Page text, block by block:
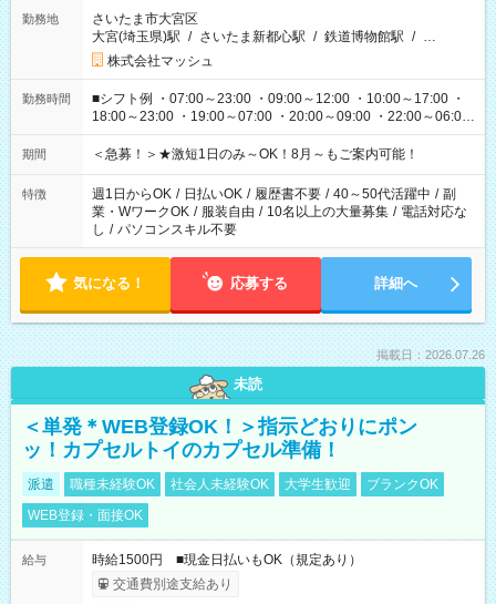
勤務地
さいたま市大宮区
大宮(埼玉県)駅 / さいたま新都心駅 / 鉄道博物館駅 / …
株式会社マッシュ
勤務時間
■シフト例 ・07:00～23:00 ・09:00～12:00 ・10:00～17:00 ・
18:00～23:00 ・19:00～07:00 ・20:00～09:00 ・22:00～06:00
etc ★最短3時間で5,120円のお仕事から／15時間で2万円近く稼
げるお仕事も！ ご希望のお時間に合わせてご紹介！ ※シフトは
ください！
期間 ＜急募！＞★激短1日のみ～OK！8月～もご案内可能！
特徴 週1日からOK / 日払いOK / 履歴書不要 / 40～50代活躍中 / 副
業・WワークOK / 服装自由 / 10名以上の大量募集 / 電話対応な
し / パソコンスキル不要
気になる！ 応募する 詳細へ
掲載日：2026.07.26
未読
＜単発＊WEB登録OK！＞指示どおりにポン
ッ！カプセルトイのカプセル準備！
派遣 職種未経験OK 社会人未経験OK 大学生歓迎
ブランクOK
WEB登録・面接OK
給与
時給1500円 ■現金日払いもOK（規定あり）
交通費別途支給あり